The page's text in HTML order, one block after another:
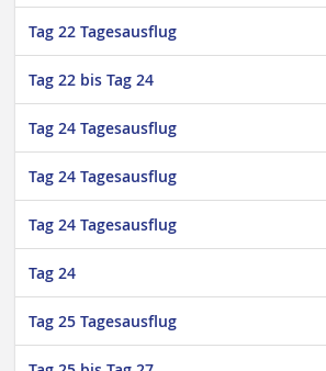
Tag 22 Tagesausflug
Tag 22 bis Tag 24
Tag 24 Tagesausflug
Tag 24 Tagesausflug
Tag 24 Tagesausflug
Tag 24
Tag 25 Tagesausflug